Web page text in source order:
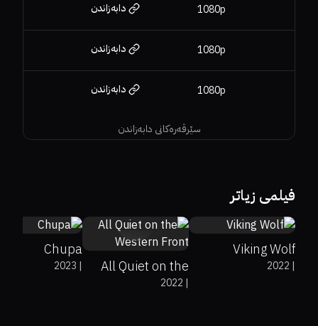
سێرڤەرەکانی دابەزاندن
1080p دابەزاندن
1080p دابەزاندن
1080p دابەزاندن
فیلمی زیاتر
Viking Wolf
|
2022
All Quiet on the
Western Front|
2022
Chupa
|
2023